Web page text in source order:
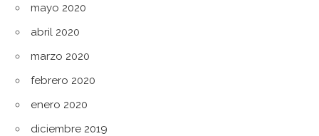
mayo 2020
abril 2020
marzo 2020
febrero 2020
enero 2020
diciembre 2019